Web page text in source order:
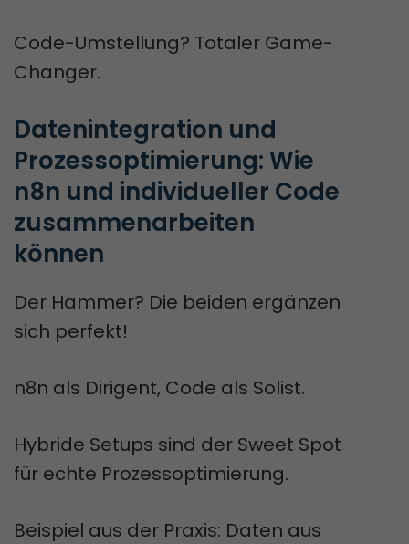
Code-Umstellung? Totaler Game-
Changer.
Datenintegration und
Prozessoptimierung: Wie
n8n und individueller Code
zusammenarbeiten
können
Der Hammer? Die beiden ergänzen
sich perfekt!
n8n als Dirigent, Code als Solist.
Hybride Setups sind der Sweet Spot
für echte Prozessoptimierung.
Beispiel aus der Praxis: Daten aus